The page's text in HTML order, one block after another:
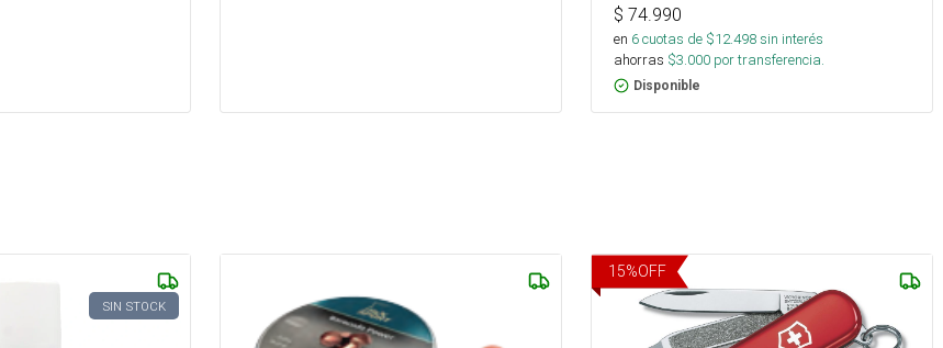
$ 74.990
en 6cuotas de $12.498sin interés
ahorras $3.000 por transferencia.
Disponible
SIN STOCK
15%OFF